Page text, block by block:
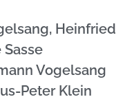
Heinfried
Sasse
Vogelsang
Peter Klein